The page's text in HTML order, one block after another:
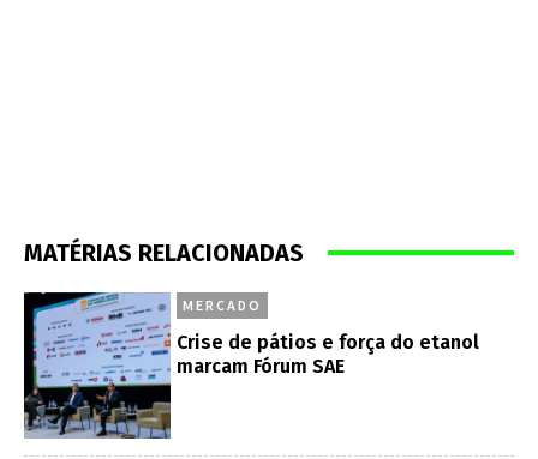
MATÉRIAS RELACIONADAS
MERCADO
Crise de pátios e força do etanol
marcam Fórum SAE